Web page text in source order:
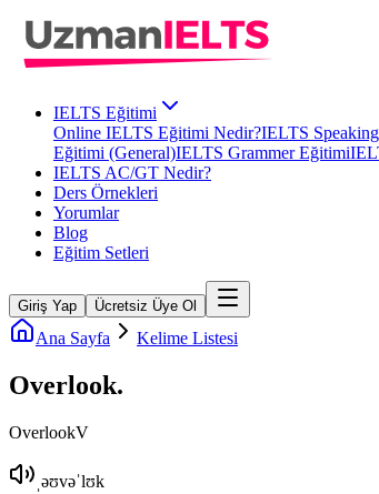
IELTS Eğitimi
Online IELTS Eğitimi Nedir?IELTS
Eğitimi (General)IELTS Grammer Eğitimi
IELTS AC/GT Nedir?
Ders Örnekleri
Yorumlar
Blog
Eğitim Setleri
Giriş Yap Ücretsiz Üye Ol
Ana Sayfa Kelime Listesi
Overlook.
OverlookV
ˌəʊvəˈlʊk